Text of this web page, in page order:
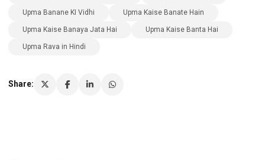
Upma Banane KI Vidhi Upma Kaise Banate Hain
Upma Kaise Banaya Jata Hai Upma Kaise Banta Hai
Upma Rava in Hindi
Share: